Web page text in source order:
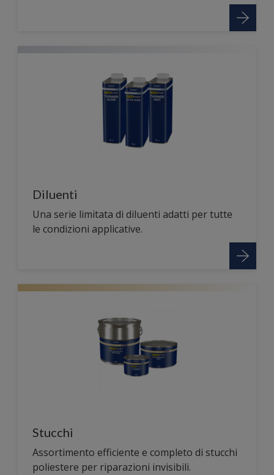
Diluenti
Una serie limitata di diluenti adatti per tutte
le condizioni applicative.
Stucchi
Assortimento efficiente e completo di stucchi
poliestere per riparazioni invisibili.